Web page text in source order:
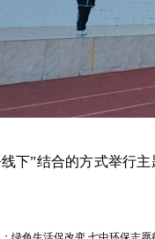
下”结合的方式举行